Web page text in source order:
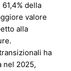
della
valore
alla
ha
nel 2025,